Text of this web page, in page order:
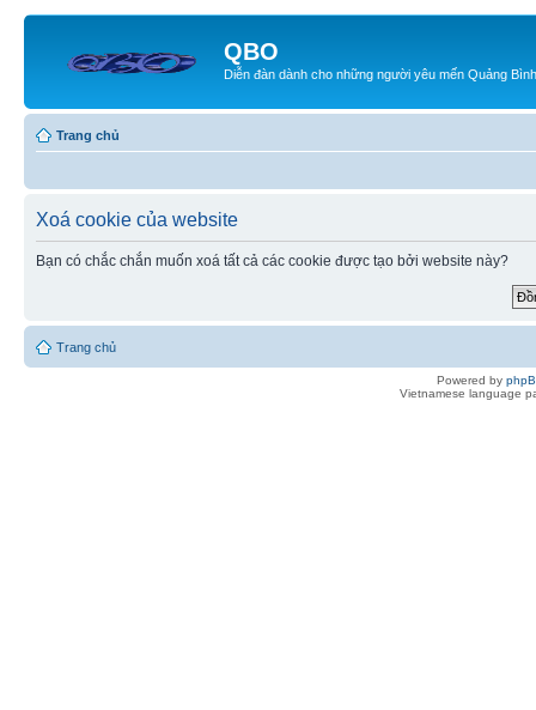
QBO
Diễn đàn dành cho những người yêu mến Quảng Bình
Trang chủ
Xoá cookie của website
Bạn có chắc chắn muốn xoá tất cả các cookie được tạo bởi website này?
Trang chủ
Powered by
Vietnamese language